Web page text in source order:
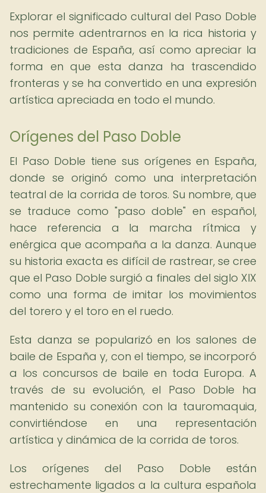
Explorar el significado cultural del Paso Doble
nos permite adentrarnos en la rica historia y
tradiciones de España, así como apreciar la
forma en que esta danza ha trascendido
fronteras y se ha convertido en una expresión
artística apreciada en todo el mundo.
Orígenes del Paso Doble
El Paso Doble tiene sus orígenes en España,
donde se originó como una interpretación
teatral de la corrida de toros. Su nombre, que
se traduce como "paso doble" en español,
hace referencia a la marcha rítmica y
enérgica que acompaña a la danza. Aunque
su historia exacta es difícil de rastrear, se cree
que el Paso Doble surgió a finales del siglo XIX
como una forma de imitar los movimientos
del torero y el toro en el ruedo.
Esta danza se popularizó en los salones de
baile de España y, con el tiempo, se incorporó
a los concursos de baile en toda Europa. A
través de su evolución, el Paso Doble ha
mantenido su conexión con la tauromaquia,
convirtiéndose en una representación
artística y dinámica de la corrida de toros.
Los orígenes del Paso Doble están
estrechamente ligados a la cultura española